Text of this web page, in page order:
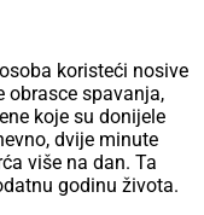
koristeći nosive
obrasce spavanja,
koje su donijele
dvije minute
više na dan. Ta
godinu života.